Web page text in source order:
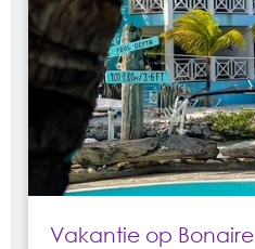
Vakantie op Bonaire